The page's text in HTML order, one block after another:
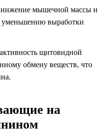
мышечной массы и
уменьшению выработки
щитовидной
обмену веществ, что
на